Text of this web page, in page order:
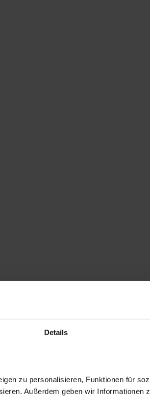
Details
zu personalisieren, Funktionen für
Außerdem geben wir Informationen